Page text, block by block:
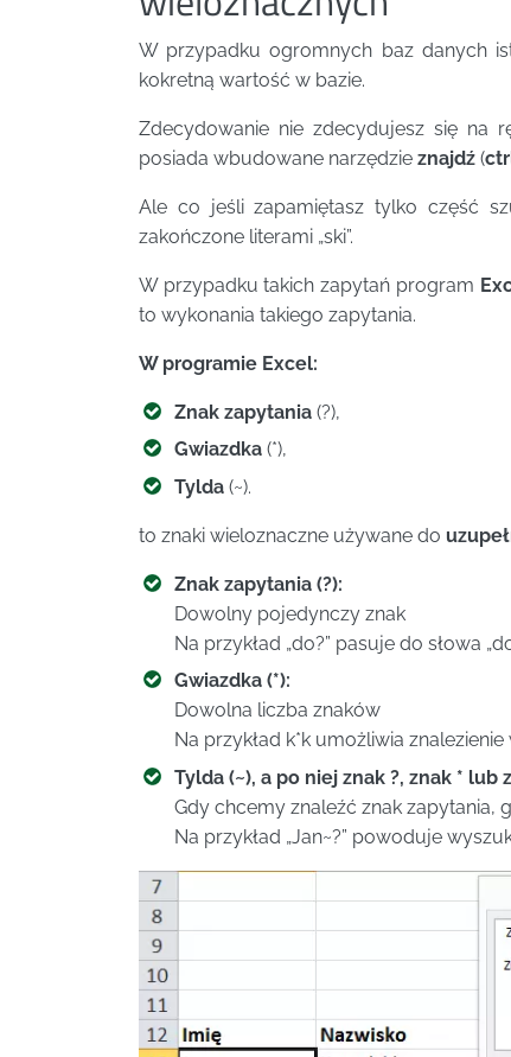
W przypadku ogromnych baz danych
kokretną wartość w bazie.
Zdecydowanie nie zdecydujesz się na
posiada wbudowane narzędzie znajdź (
Ale co jeśli zapamiętasz tylko część
zakończone literami „ski”.
W przypadku takich zapytań program
to wykonania takiego zapytania.
W programie Excel:
Znak zapytania (?),
Gwiazdka (*),
Tylda (~).
to znaki wieloznaczne używane do
Znak zapytania (?):
Dowolny pojedynczy znak
Na przykład „do?” pasuje do słowa
Gwiazdka (*):
Dowolna liczba znaków
Na przykład k*k umożliwia znalezienie
Tylda (~), a po niej znak ?, znak * lub
Gdy chcemy znaleźć znak zapytania,
Na przykład „Jan~?” powoduje